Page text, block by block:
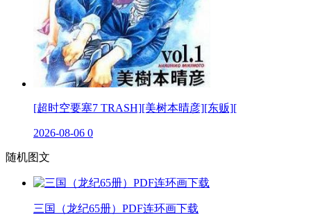
[超时空要塞7 TRASH][美树本晴彦][东贩][
2026-08-06 0
随机图文
三国（龙纪65册）PDF连环画下载